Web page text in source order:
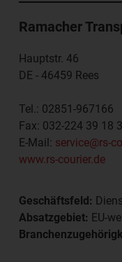
Ramacher
Hauptstr. 46
DE - 46459 Rees
Tel.: 02851-967166
Fax: 032-224 39 18
E-Mail: service@rs-
www.rs-courier.de
Geschäftsfeld:
Absatzgebiet: EU-